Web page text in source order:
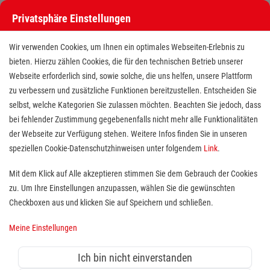
Stellenangebote bei den Maltesern
Stellenangebote bei den Maltesern
Finde deutschlandweit offene Stellen bei einem der größten
Arbeitgeber im Gesundheits- und Sozialwesen in Vollzeit,
Teilzeit, als Minijob, Trainee oder FSJ!
Suche
Jobs suchen
Privatsphäre Einstellungen
Wir verwenden Cookies, um Ihnen ein optimales Webseiten-Erlebnis zu
bieten. Hierzu zählen Cookies, die für den technischen Betrieb unserer
Webseite erforderlich sind, sowie solche, die uns helfen, unsere Plattform
zu verbessern und zusätzliche Funktionen bereitzustellen. Entscheiden Sie
selbst, welche Kategorien Sie zulassen möchten. Beachten Sie jedoch, dass
bei fehlender Zustimmung gegebenenfalls nicht mehr alle Funktionalitäten
der Webseite zur Verfügung stehen. Weitere Infos finden Sie in unseren
speziellen Cookie-Datenschutzhinweisen unter folgendem Link.
Mit dem Klick auf Alle akzeptieren stimmen Sie dem Gebrauch der Cookies
zu. Um Ihre Einstellungen anzupassen, wählen Sie die gewünschten
Checkboxen aus und klicken Sie auf Speichern und schließen.
Meine Einstellungen
Ich bin nicht einverstanden